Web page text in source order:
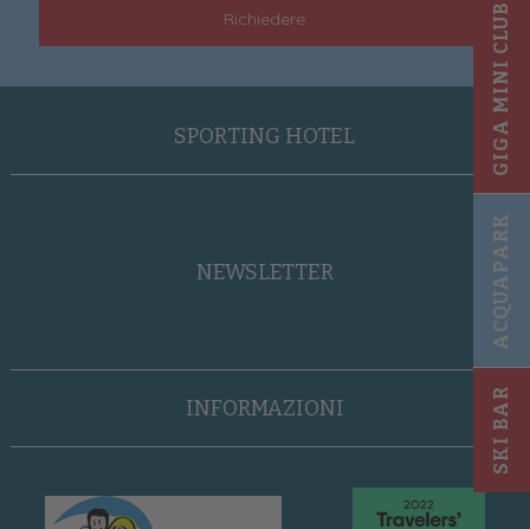
SKI BAR
ACQUAPARK
GIGA MINI CLUB
Richiedere
SPORTING HOTEL
NEWSLETTER
INFORMAZIONI